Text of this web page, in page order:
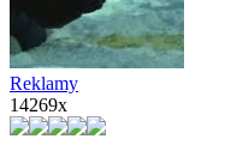
Reklamy
14269x